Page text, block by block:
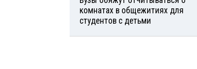
комнатах в общежитиях для
студентов с детьми